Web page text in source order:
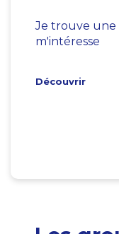
Je trouve une
m'intéresse
Découvrir